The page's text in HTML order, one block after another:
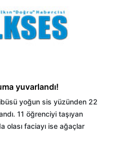
yuvarlandı!
yoğun sis yüzünden 22
11 öğrenciyi taşıyan
olası faciayı ise ağaçlar